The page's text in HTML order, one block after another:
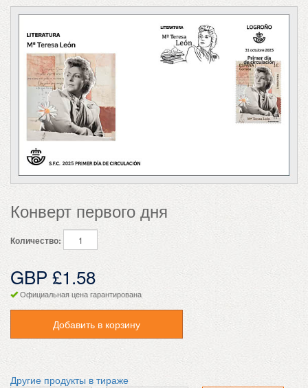
Конверт первого дня
Количество:
GBP £1.58
Официальная цена гарантирована
Добавить в корзину
Другие продукты в тираже